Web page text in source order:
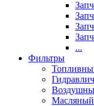
...
Фильтры